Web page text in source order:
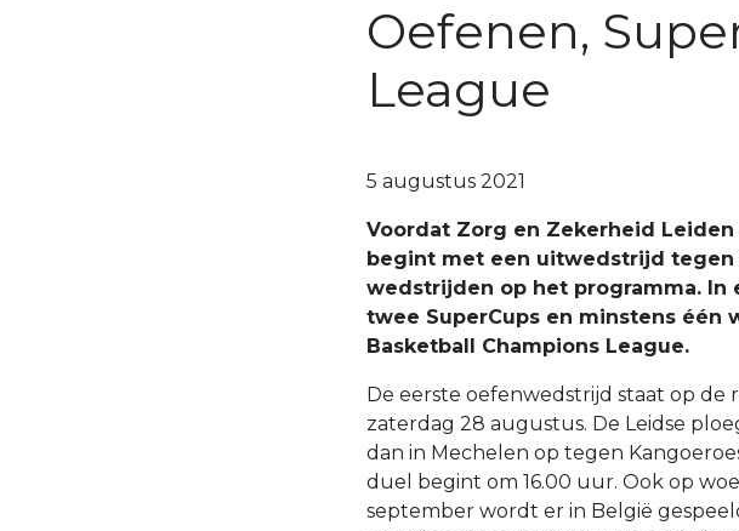
Oefenen,
League
5 augustus 2021
Voordat Zorg en Zekerheid
begint met een uitwedstrijd tegen
wedstrijden op het programma.
twee SuperCups en minstens
Basketball Champions League.
De eerste oefenwedstrijd staat op de
zaterdag 28 augustus. De Leidse
dan in Mechelen op tegen
duel begint om 16.00 uur. Ook op
september wordt er in België